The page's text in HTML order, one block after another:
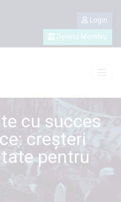
Login
Devino Membru
cu succes
creșteri
pentru